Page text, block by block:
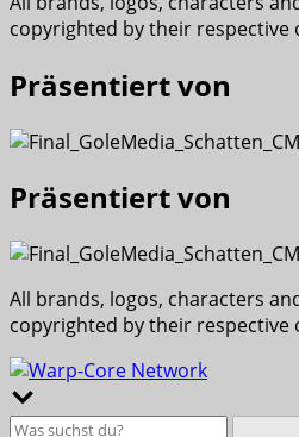
copyrighted by their respective
Präsentiert von
Präsentiert von
All brands, logos, characters
copyrighted by their respective